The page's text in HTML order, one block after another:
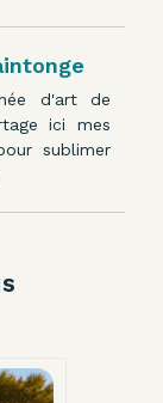
d'art de
ici mes
sublimer